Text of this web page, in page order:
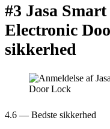
#3 Jasa
Electronic
sikkerhed
4.6 — Bedste sikkerhed